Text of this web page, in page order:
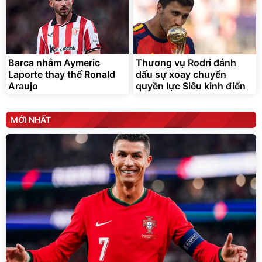
Barca nhắm Aymeric
Laporte thay thế Ronald
Araujo
Thương vụ Rodri đánh
dấu sự xoay chuyển
quyền lực Siêu kinh điển
MỚI NHẤT